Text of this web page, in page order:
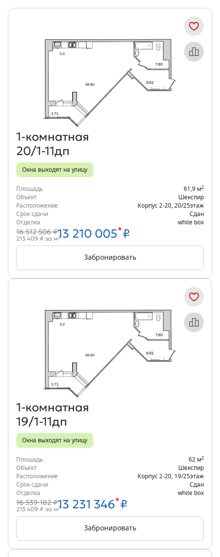
Объект месяца
1‑комнатная
20/1-11дп
Окна выходят на улицу
Площадь 61,9 м2
Объект
Шекспир
Расположение
Корпус 2-20 20/25этаж
Срок сдачи
Сдан
Отделка
white box
16 512 506 ₽13 210 005*₽
213 409 ₽ за м2
Забронировать
Объект месяца
1‑комнатная
19/1-11дп
Окна выходят на улицу
Площадь 62 м2
Объект
Шекспир
Расположение
Корпус 2-20 19/25этаж
Срок сдачи
Сдан
Отделка
white box
16 539 182 ₽13 231 346*₽
213 409 ₽ за м2
Забронировать